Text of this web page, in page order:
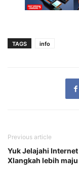
TAGS info
Previous article
Yuk Jelajahi
Xlangkah lebih maju